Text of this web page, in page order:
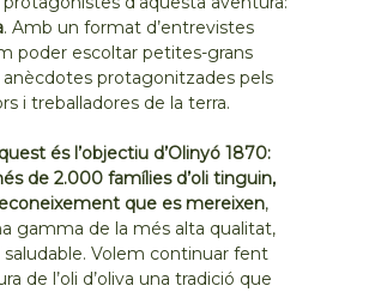
. Amb un format d’entrevistes
poder escoltar petites-grans
anècdotes protagonitzades pels
i treballadores de la terra.
és l’objectiu d’Olinyó 1870:
de 2.000 famílies d’oli tinguin,
que es mereixen,
gamma de la més alta qualitat,
saludable. Volem continuar fent
de l’oli d’oliva una tradició que